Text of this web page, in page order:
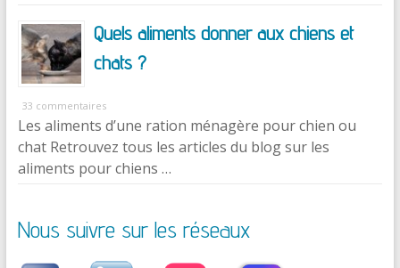
Quels aliments donner aux chiens et
chats ?
33 commentaires
Les aliments d’une ration ménagère pour chien ou
chat Retrouvez tous les articles du blog sur les
aliments pour chiens …
Nous suivre sur les réseaux